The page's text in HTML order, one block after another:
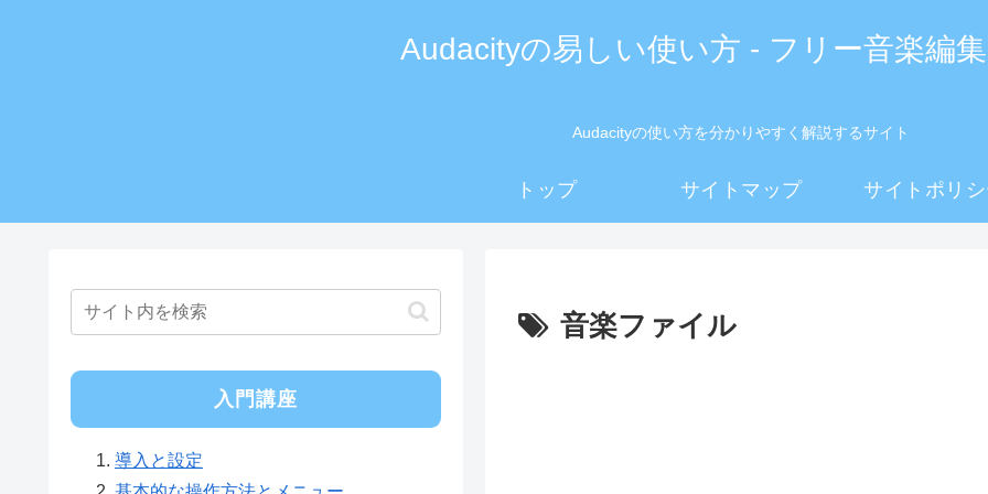
Audacityの易しい使い方 - フリー音楽編
Audacityの使い方を分かりやすく解説するサイト
トップ サイトマップ サイトポリ
音楽ファイル
入門講座
導入と設定